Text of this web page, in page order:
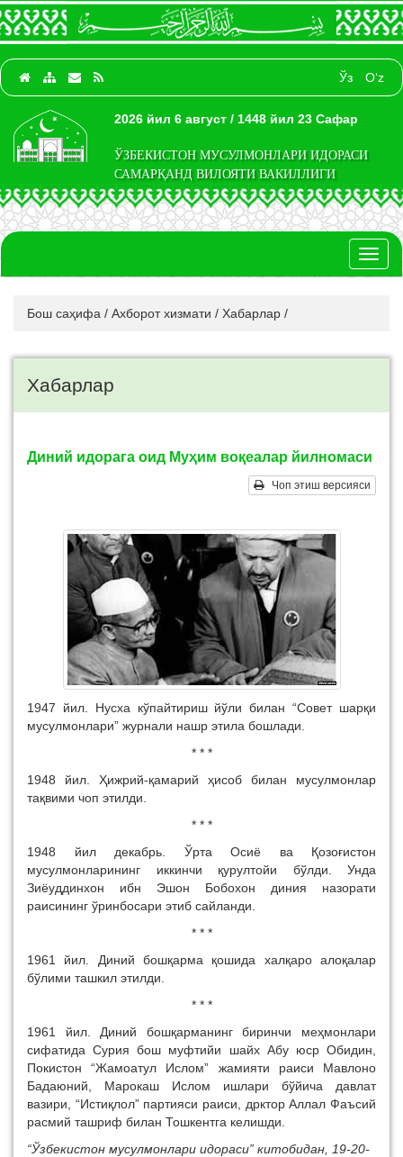
Ўз O‘z
2026 йил 6 август / 1448 йил 23 Сафар
ЎЗБЕКИСТОН МУСУЛМОНЛАРИ ИДОРАСИ
САМАРҚАНД ВИЛОЯТИ ВАКИЛЛИГИ
Бош саҳифа / Ахборот хизмати / Хабарлар /
Хабарлар
Диний идорага оид Муҳим воқеалар йилномаси
Чоп этиш версияси
1947 йил. Нусха кўпайтириш йўли билан “Совет шарқи
мусулмонлари” журнали нашр этила бошлади.
* * *
1948 йил. Ҳижрий-қамарий ҳисоб билан мусулмонлар
тақвими чоп этилди.
* * *
1948 йил декабрь. Ўрта Осиё ва Қозоғистон
мусулмонларининг иккинчи қурултойи бўлди. Унда
Зиёуддинхон ибн Эшон Бобохон диния назорати
раисининг ўринбосари этиб сайланди.
* * *
1961 йил. Диний бошқарма қошида халқаро алоқалар
бўлими ташкил этилди.
* * *
1961 йил. Диний бошқарманинг биринчи меҳмонлари
сифатида Сурия бош муфтийи шайх Абу юср Обидин,
Покистон “Жамоатул Ислом” жамияти раиси Мавлоно
Бадаюний, Марокаш Ислом ишлари бўйича давлат
вазири, “Истиқлол” партияси раиси, дрктор Аллал Фаъсий
расмий ташриф билан Тошкентга келишди.
“Ўзбекистон мусулмонлари идораси” китобидан, 19-20-